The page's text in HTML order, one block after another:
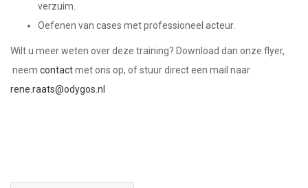
verzuim.
Oefenen van cases met professioneel acteur.
Wilt u meer weten over deze training? Download dan onze flyer,
neem contactmet ons op, of stuur direct een mail naar
rene.raats@odygos.nl